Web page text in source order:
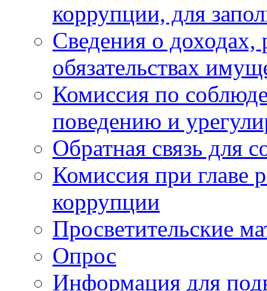
коррупции, для
Сведения о доходах,
обязательствах
Комиссия по
поведению и
Обратная связь для
Комиссия при главе
коррупции
Просветительские
Опрос
Информация для